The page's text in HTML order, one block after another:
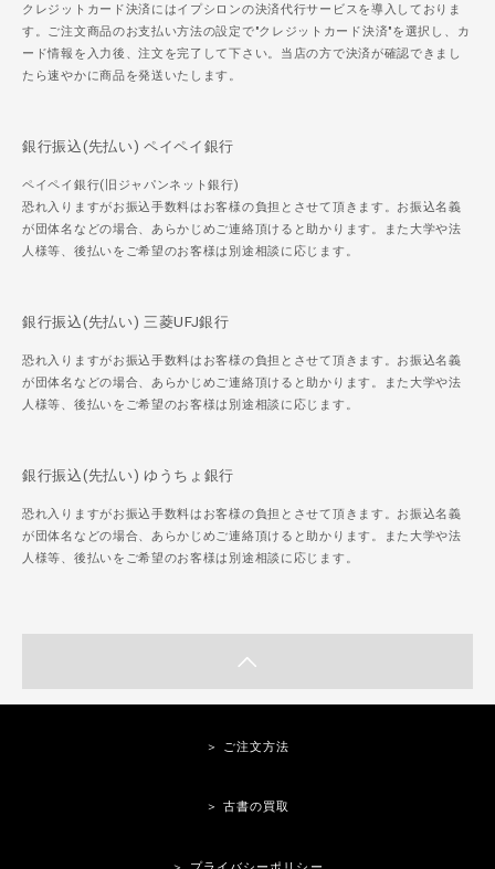
クレジットカード決済にはイプシロンの決済代行サービスを導入しておりま
す。ご注文商品のお支払い方法の設定で"クレジットカード決済"を選択し、カ
ード情報を入力後、注文を完了して下さい。当店の方で決済が確認できまし
たら速やかに商品を発送いたします。
銀行振込(先払い) ペイペイ銀行
ペイペイ銀行(旧ジャパンネット銀行)
恐れ入りますがお振込手数料はお客様の負担とさせて頂きます。お振込名義
が団体名などの場合、あらかじめご連絡頂けると助かります。また大学や法
人様等、後払いをご希望のお客様は別途相談に応じます。
銀行振込(先払い) 三菱UFJ銀行
恐れ入りますがお振込手数料はお客様の負担とさせて頂きます。お振込名義
が団体名などの場合、あらかじめご連絡頂けると助かります。また大学や法
人様等、後払いをご希望のお客様は別途相談に応じます。
銀行振込(先払い) ゆうちょ銀行
恐れ入りますがお振込手数料はお客様の負担とさせて頂きます。お振込名義
が団体名などの場合、あらかじめご連絡頂けると助かります。また大学や法
人様等、後払いをご希望のお客様は別途相談に応じます。
＞ ご注文方法
＞ 古書の買取